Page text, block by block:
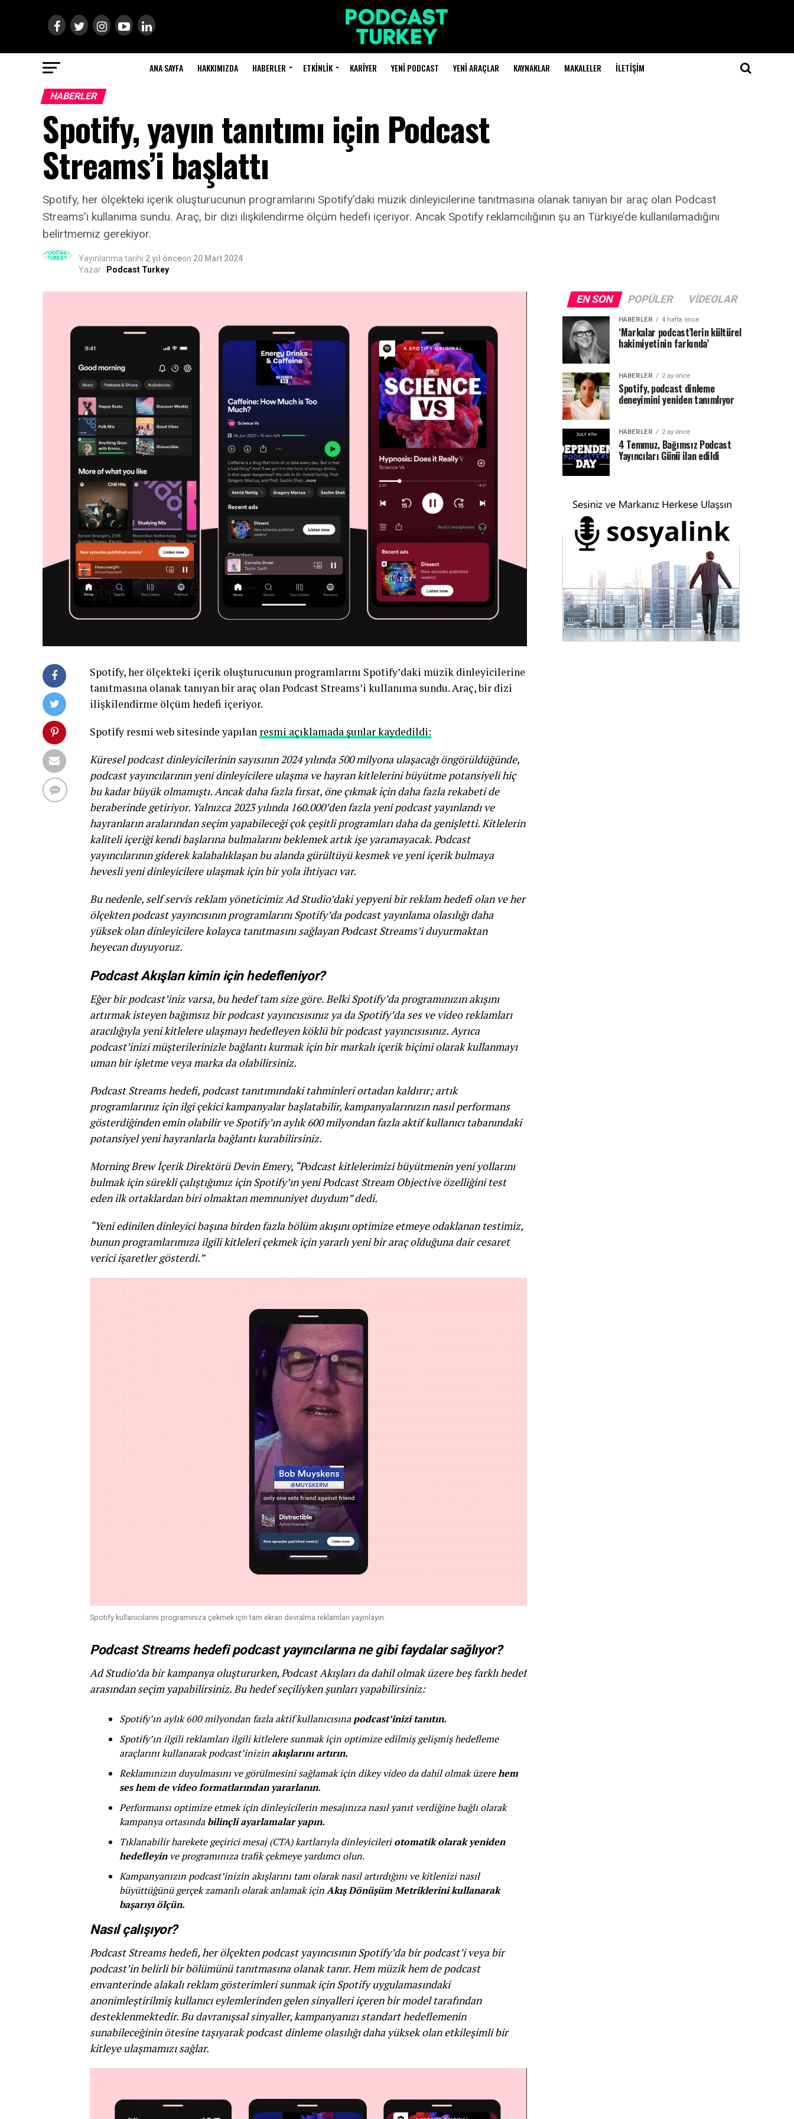
ANA SAYFA HAKKIMIZDA HABERLER ETKINLIK KARIYER YENI PODCAST YENI ARAÇLAR KAYNAKLAR MAKALELER İLETIŞIM
HABERLER
Spotify, yayın tanıtımı için Podcast
Streams’i başlattı
Spotify, her ölçekteki içerik oluşturucunun programlarını Spotify’daki müzik dinleyicilerine tanıtmasına olanak tanıyan bir araç olan Podcast
Streams’i kullanıma sundu. Araç, bir dizi ilişkilendirme ölçüm hedefi içeriyor. Ancak Spotify reklamcılığının şu an Türkiye’de kullanılamadığını
belirtmemiz gerekiyor.
Yayınlanma tarihi 2 yıl önceon 20 Mart 2024
Yazar : Podcast Turkey
Spotify, her ölçekteki içerik oluşturucunun programlarını Spotify’daki müzik dinleyicilerine
tanıtmasına olanak tanıyan bir araç olan Podcast Streams’i kullanıma sundu. Araç, bir dizi
ilişkilendirme ölçüm hedefi içeriyor.
Spotify resmi web sitesinde yapılan resmi açıklamada şunlar kaydedildi:
Küresel podcast dinleyicilerinin sayısının 2024 yılında 500 milyona ulaşacağı öngörüldüğünde,
podcast yayıncılarının yeni dinleyicilere ulaşma ve hayran kitlelerini büyütme potansiyeli hiç
bu kadar büyük olmamıştı. Ancak daha fazla fırsat, öne çıkmak için daha fazla rekabeti de
beraberinde getiriyor. Yalnızca 2023 yılında 160.000’den fazla yeni podcast yayınlandı ve
hayranların aralarından seçim yapabileceği çok çeşitli programları daha da genişletti. Kitlelerin
kaliteli içeriği kendi başlarına bulmalarını beklemek artık işe yaramayacak. Podcast
yayıncılarının giderek kalabalıklaşan bu alanda gürültüyü kesmek ve yeni içerik bulmaya
hevesli yeni dinleyicilere ulaşmak için bir yola ihtiyacı var.
Bu nedenle, self servis reklam yöneticimiz Ad Studio’daki yepyeni bir reklam hedefi olan ve her
ölçekten podcast yayıncısının programlarını Spotify’da podcast yayınlama olasılığı daha
yüksek olan dinleyicilere kolayca tanıtmasını sağlayan Podcast Streams’i duyurmaktan
heyecan duyuyoruz.
Podcast Akışları kimin için hedefleniyor?
Eğer bir podcast’iniz varsa, bu hedef tam size göre. Belki Spotify’da programınızın akışını
artırmak isteyen bağımsız bir podcast yayıncısısınız ya da Spotify’da ses ve video reklamları
aracılığıyla yeni kitlelere ulaşmayı hedefleyen köklü bir podcast yayıncısısınız. Ayrıca
podcast’inizi müşterilerinizle bağlantı kurmak için bir markalı içerik biçimi olarak kullanmayı
uman bir işletme veya marka da olabilirsiniz.
Podcast Streams hedefi, podcast tanıtımındaki tahminleri ortadan kaldırır; artık
programlarınız için ilgi çekici kampanyalar başlatabilir, kampanyalarınızın nasıl performans
gösterdiğinden emin olabilir ve Spotify’ın aylık 600 milyondan fazla aktif kullanıcı tabanındaki
potansiyel yeni hayranlarla bağlantı kurabilirsiniz.
Morning Brew İçerik Direktörü Devin Emery, “Podcast kitlelerimizi büyütmenin yeni yollarını
bulmak için sürekli çalıştığımız için Spotify’ın yeni Podcast Stream Objective özelliğini test
eden ilk ortaklardan biri olmaktan memnuniyet duydum” dedi.
“Yeni edinilen dinleyici başına birden fazla bölüm akışını optimize etmeye odaklanan testimiz,
bunun programlarımıza ilgili kitleleri çekmek için yararlı yeni bir araç olduğuna dair cesaret
verici işaretler gösterdi.”
Spotify kullanıcılarını programınıza çekmek için tam ekran devralma reklamları yayınlayın.
Podcast Streams hedefi podcast yayıncılarına ne gibi faydalar sağlıyor?
Ad Studio’da bir kampanya oluştururken, Podcast Akışları da dahil olmak üzere beş farklı hedef
arasından seçim yapabilirsiniz. Bu hedef seçiliyken şunları yapabilirsiniz:
Spotify’ın aylık 600 milyondan fazla aktif kullanıcısınapodcast’inizi tanıtın.
Spotify’ın ilgili reklamları ilgili kitlelere sunmak için optimize edilmiş gelişmiş hedefleme
araçlarını kullanarak podcast’inizin akışlarını artırın.
Reklamınızın duyulmasını ve görülmesini sağlamak için dikey video da dahil olmak üzerehem
ses hem de video formatlarından yararlanın.
Performansı optimize etmek için dinleyicilerin mesajınıza nasıl yanıt verdiğine bağlı olarak
kampanya ortasındabilinçli ayarlamalar yapın.
Tıklanabilir harekete geçirici mesaj (CTA) kartlarıyla dinleyicileriotomatik olarak yeniden
hedefleyinve programınıza trafik çekmeye yardımcı olun.
Kampanyanızın podcast’inizin akışlarını tam olarak nasıl artırdığını ve kitlenizi nasıl
büyüttüğünü gerçek zamanlı olarak anlamak içinAkış Dönüşüm Metriklerini kullanarak
başarıyı ölçün.
Nasıl çalışıyor?
Podcast Streams hedefi, her ölçekten podcast yayıncısının Spotify’da bir podcast’i veya bir
podcast’in belirli bir bölümünü tanıtmasına olanak tanır. Hem müzik hem de podcast
envanterinde alakalı reklam gösterimleri sunmak için Spotify uygulamasındaki
anonimleştirilmiş kullanıcı eylemlerinden gelen sinyalleri içeren bir model tarafından
desteklenmektedir. Bu davranışsal sinyaller, kampanyanızı standart hedeflemenin
sunabileceğinin ötesine taşıyarak podcast dinleme olasılığı daha yüksek olan etkileşimli bir
kitleye ulaşmamızı sağlar.
EN SON POPÜLER VIDEOLAR
HABERLER 4 hafta önce
‘Markalar podcast’lerin kültürel
hakimiyetinin farkında’
HABERLER 2 ay önce
Spotify, podcast dinleme
deneyimini yeniden tanımlıyor
HABERLER 2 ay önce
4 Temmuz, Bağımsız Podcast
Yayıncıları Günü ilan edildi